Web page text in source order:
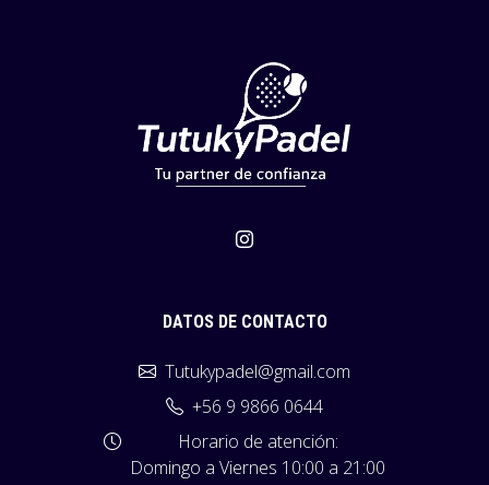
DATOS DE CONTACTO
Tutukypadel@gmail.com
+56 9 9866 0644
Horario de atención:
Domingo a Viernes 10:00 a 21:00